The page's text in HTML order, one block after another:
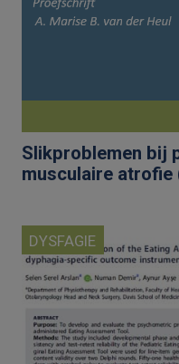
Slikproblemen bij
musculaire atrofie
DYSFAGIE